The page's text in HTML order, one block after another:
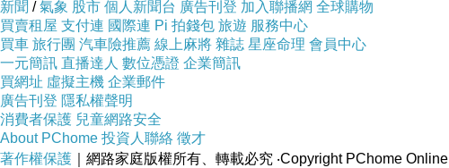
新聞 /氣象 股市 個人新聞台 廣告刊登 加入聯播網 全球購物
買賣租屋 支付連 國際連 Pi 拍錢包 旅遊 服務中心
買車 旅行團 汽車險推薦 線上麻將 雜誌 星座命理 會員中心
一元簡訊 直播達人 數位憑證 企業簡訊
買網址 虛擬主機 企業郵件
廣告刊登 隱私權聲明
消費者保護 兒童網路安全
About PChome 投資人聯絡 徵才
著作權保護 ｜網路家庭版權所有、轉載必究 ‧Copyright PChome Online